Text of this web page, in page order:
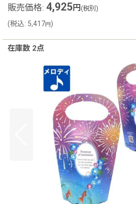
販売価格: 4,925 円 (税別)
(税込: 5,417円)
在庫数 2点